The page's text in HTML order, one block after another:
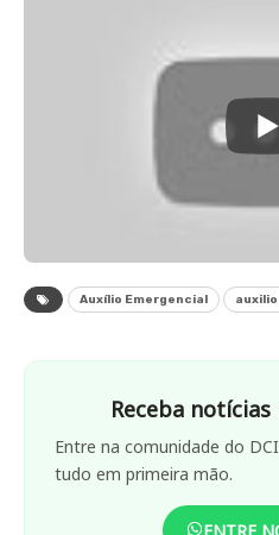
Auxílio Emergencial
Receba
Entre na comunidade do
tudo em primeira mão.